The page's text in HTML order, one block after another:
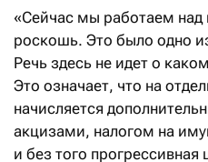
«Сейчас мы работаем
роскошь. Это было одно
Речь здесь не идет о
Это означает, что на
начисляется
акцизами, налогом на
и без того прогрессивная